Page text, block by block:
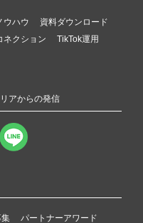
ウハウ
資料ダウンロード
ネクション
TikTok運用
アからの発信
パートナーアワード